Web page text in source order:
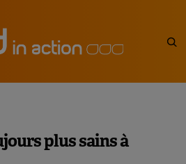
plus sains à